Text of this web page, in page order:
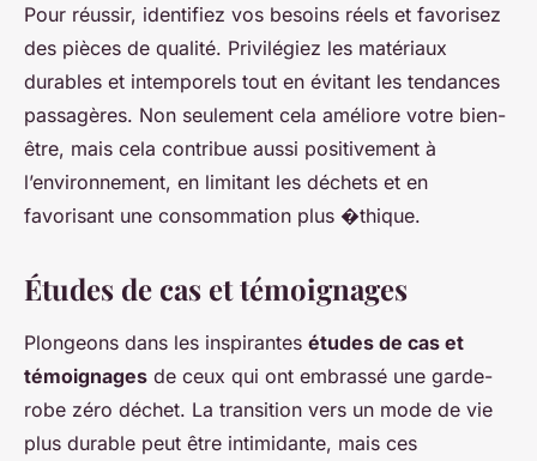
Pour réussir, identifiez vos besoins réels et favorisez
des pièces de qualité. Privilégiez les matériaux
durables et intemporels tout en évitant les tendances
passagères. Non seulement cela améliore votre bien-
être, mais cela contribue aussi positivement à
l’environnement, en limitant les déchets et en
favorisant une consommation plus �thique.
Études de cas et témoignages
Plongeons dans les inspirantes études de cas et
témoignages de ceux qui ont embrassé une garde-
robe zéro déchet. La transition vers un mode de vie
plus durable peut être intimidante, mais ces